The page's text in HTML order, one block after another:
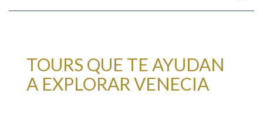
TOURS QUE TE AYUDAN
A EXPLORAR VENECIA